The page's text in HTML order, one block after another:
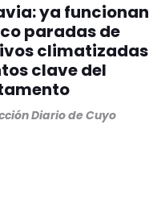
ya funcionan
paradas de
climatizadas
clave del
Diario de Cuyo